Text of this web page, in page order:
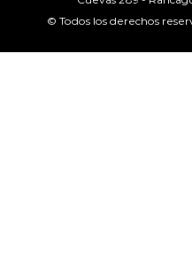
© Todos los derechos